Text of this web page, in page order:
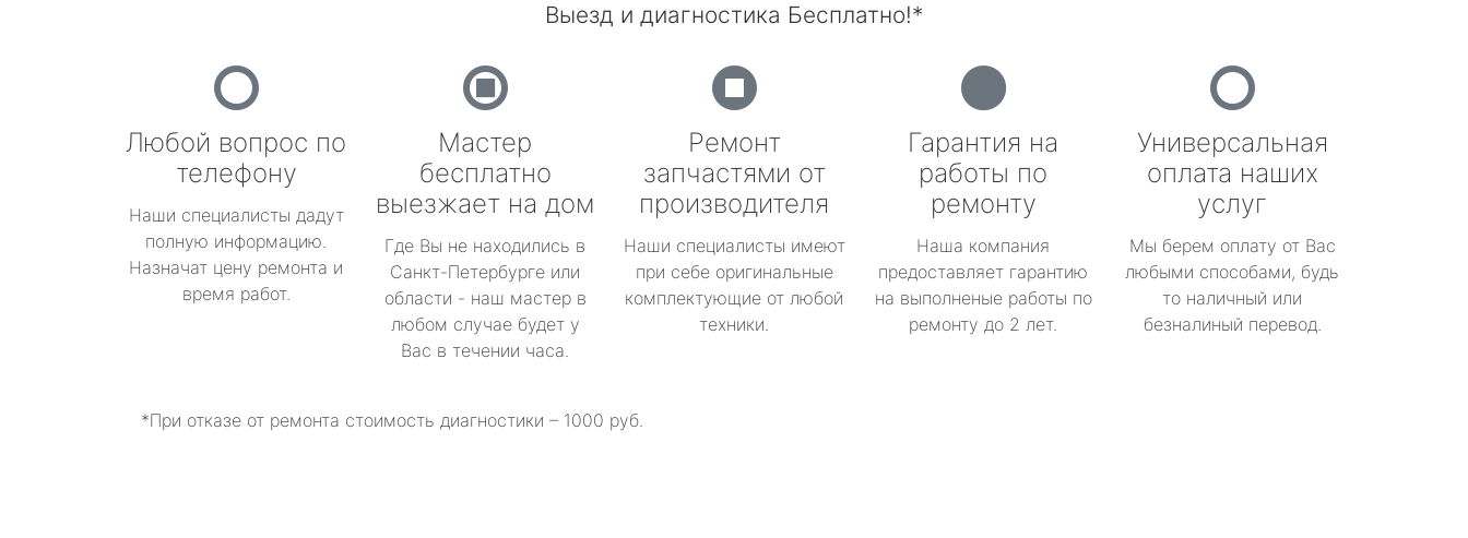
Выезд и диагностика Бесплатно!*
Любой вопрос по
телефону
Наши специалисты дадут
полную информацию.
Назначат цену ремонта и
время работ.
Мастер
бесплатно
выезжает на дом
Где Вы не находились в
Санкт-Петербурге или
области - наш мастер в
любом случае будет у
Вас в течении часа.
Ремонт
запчастями от
производителя
Наши специалисты имеют
при себе оригинальные
комплектующие от любой
техники.
Гарантия на
работы по
ремонту
Наша компания
предоставляет гарантию
на выполненые работы по
ремонту до 2 лет.
Универсальная
оплата наших
услуг
Мы берем оплату от Вас
любыми способами, будь
то наличный или
безналиный перевод.
*При отказе от ремонта стоимость диагностики – 1000 руб.